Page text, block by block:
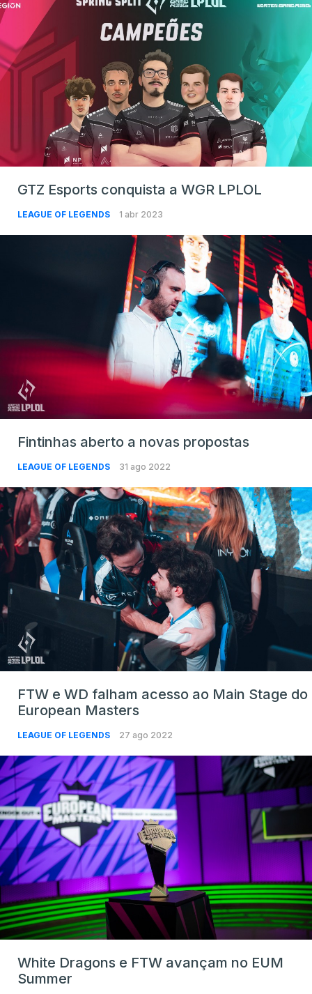
GTZ Esports conquista a WGR LPLOL
LEAGUE OF LEGENDS 1 abr 2023
Fintinhas aberto a novas propostas
LEAGUE OF LEGENDS 31 ago 2022
FTW e WD falham acesso ao Main Stage do
European Masters
LEAGUE OF LEGENDS 27 ago 2022
White Dragons e FTW avançam no EUM
Summer